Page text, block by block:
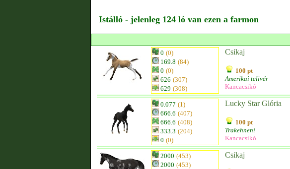
Istálló - jelenleg 124 ló van ezen a farmon
0 (0)
169.8 (84)
0 (0)
626 (307)
629 (308)
Csikaj
100 pt
Amerikai telivér
Kancacsikó
0.077 (1)
666.6 (407)
666.6 (408)
333.3 (204)
0 (0)
Lucky Star Glória
100 pt
Trakehneni
Kancacsikó
2000 (453)
2000 (453)
Csikaj